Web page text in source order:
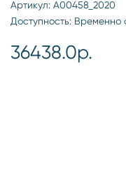
Артикул: А00458_2020
Доступность: Временно
36438.0р.